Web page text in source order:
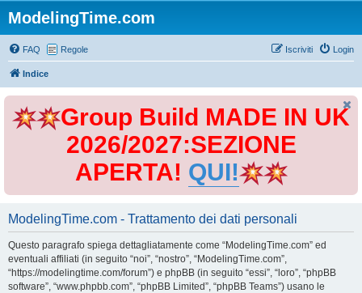
ModelingTime.com
FAQ Regole Login
Iscriviti
Indice
Group Build MADE IN UK
2026/2027:SEZIONE
APERTA! QUI!
ModelingTime.com - Trattamento dei dati personali
Questo paragrafo spiega dettagliatamente come “ModelingTime.com” ed
eventuali affiliati (in seguito “noi”, “nostro”, “ModelingTime.com”,
“https://modelingtime.com/forum”) e phpBB (in seguito “essi”, “loro”, “phpBB
software”, “www.phpbb.com”, “phpBB Limited”, “phpBB Teams”) usano le